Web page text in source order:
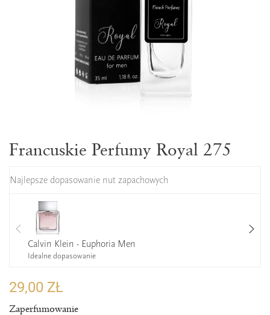
Francuskie Perfumy Royal 275
Najlepsze dopasowanie nut zapachowych
Calvin Klein - Euphoria Men
Idealne dopasowanie
29,00 ZŁ
Zaperfumowanie